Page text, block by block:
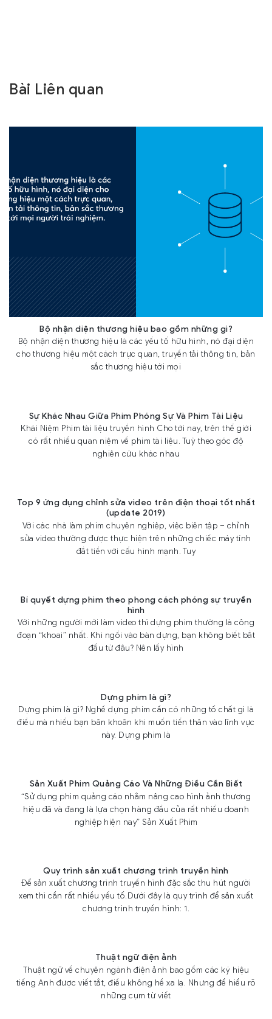
Bài Liên quan
Bộ nhận diện thương hiệu bao gồm những gì?
Bộ nhận diện thương hiệu là các yếu tố hữu hình, nó đại diện
cho thương hiệu một cách trực quan, truyền tải thông tin, bản
sắc thương hiệu tới mọi
Sự Khác Nhau Giữa Phim Phóng Sự Và Phim Tài Liệu
Khái Niệm Phim tài liệu truyền hình Cho tới nay, trên thế giới
có rất nhiều quan niệm về phim tài liệu. Tuỳ theo góc độ
nghiên cứu khác nhau
Top 9 ứng dụng chỉnh sửa video trên điện thoại tốt nhất
(update 2019)
Với các nhà làm phim chuyên nghiệp, việc biên tập – chỉnh
sửa video thường được thực hiện trên những chiếc máy tính
đắt tiền với cấu hình mạnh. Tuy
Bí quyết dựng phim theo phong cách phóng sự truyền
hình
Với những người mới làm video thì dựng phim thường là công
đoạn “khoai” nhất. Khi ngồi vào bàn dựng, bạn không biết bắt
đầu từ đâu? Nên lấy hình
Dựng phim là gì?
Dựng phim là gì? Nghề dựng phim cần có những tố chất gì là
điều mà nhiều bạn băn khoăn khi muốn tiến thân vào lĩnh vực
này. Dựng phim là
Sản Xuất Phim Quảng Cáo Và Những Điều Cần Biết
“Sử dụng phim quảng cáo nhằm nâng cao hình ảnh thương
hiệu đã và đang là lựa chọn hàng đầu của rất nhiều doanh
nghiệp hiện nay” Sản Xuất Phim
Quy trình sản xuất chương trình truyền hình
Để sản xuất chương trình truyền hình đặc sắc thu hút người
xem thì cần rất nhiều yếu tố.Dưới đây là quy trình để sản xuất
chương trình truyền hình: 1.
Thuật ngữ điện ảnh
Thuật ngữ về chuyên ngành điện ảnh bao gồm các ký hiệu
tiếng Anh được viết tắt, điều không hề xa lạ. Nhưng để hiểu rõ
những cụm từ viết